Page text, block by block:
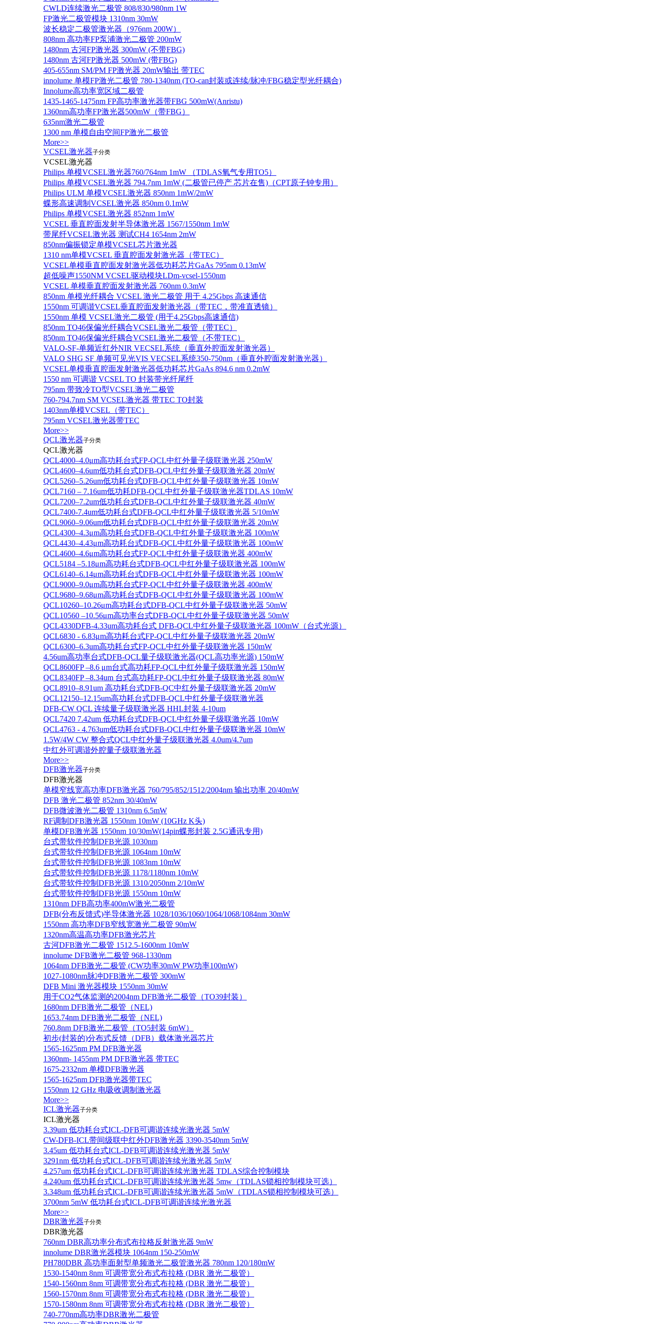
CWLD连续激光二极管 808/830/980nm 1W
FP激光二极管模块 1310nm 30mW
波长稳定二极管激光器（976nm 200W）
808nm 高功率FP泵浦激光二极管 200mW
1480nm 古河FP激光器 300mW (不带FBG)
1480nm 古河FP激光器 500mW (带FBG)
405-655nm SM/PM FP激光器 20mW输出 带TEC
innolume 单模FP激光二极管 780-1340nm (TO-can封装或连续/脉冲/FBG稳定型光纤耦合)
Innolume高功率宽区域二极管
1435-1465-1475nm FP高功率激光器带FBG 500mW(Anristu)
1360nm高功率FP激光器500mW（带FBG）
635nm激光二极管
1300 nm 单模自由空间FP激光二极管
More>>
VCSEL激光器子分类
VCSEL激光器
Philips 单模VCSEL激光器760/764nm 1mW （TDLAS氧气专用TO5）
Philips 单模VCSEL激光器 794.7nm 1mW (二极管已停产 芯片在售)（CPT原子钟专用）
Philips ULM 单模VCSEL激光器 850nm 1mW/2mW
蝶形高速调制VCSEL激光器 850nm 0.1mW
Philips 单模VCSEL激光器 852nm 1mW
VCSEL 垂直腔面发射半导体激光器 1567/1550nm 1mW
带尾纤VCSEL激光器 测试CH4 1654nm 2mW
850nm偏振锁定单模VCSEL芯片激光器
1310 nm单模VCSEL 垂直腔面发射激光器（带TEC）
VCSEL单模垂直腔面发射激光器低功耗芯片GaAs 795nm 0.13mW
超低噪声1550NM VCSEL驱动模块LDm-vcsel-1550nm
VCSEL 单模垂直腔面发射激光器 760nm 0.3mW
850nm 单模光纤耦合 VCSEL 激光二极管 用于 4.25Gbps 高速通信
1550nm 可调谐VCSEL垂直腔面发射激光器（带TEC，带准直透镜）
1550nm 单模 VCSEL激光二极管 (用于4.25Gbps高速通信)
850nm TO46保偏光纤耦合VCSEL激光二极管（带TEC）
850nm TO46保偏光纤耦合VCSEL激光二极管（不带TEC）
VALO-SF-单频近红外NIR VECSEL系统（垂直外腔面发射激光器）
VALO SHG SF 单频可见光VIS VECSEL系统350-750nm（垂直外腔面发射激光器）
VCSEL单模垂直腔面发射激光器低功耗芯片GaAs 894.6 nm 0.2mW
1550 nm 可调谐 VCSEL TO 封装带光纤尾纤
795nm 带致冷TO型VCSEL激光二极管
760-794.7nm SM VCSEL激光器 带TEC TO封装
1403nm单模VCSEL（带TEC）
795nm VCSEL激光器带TEC
More>>
QCL激光器子分类
QCL激光器
QCL4000–4.0μm高功耗台式FP-QCL中红外量子级联激光器 250mW
QCL4600–4.6um低功耗台式DFB-QCL中红外量子级联激光器 20mW
QCL5260–5.26um低功耗台式DFB-QCL中红外量子级联激光器 10mW
QCL7160 – 7.16um低功耗DFB-QCL中红外量子级联激光器TDLAS 10mW
QCL7200–7.2um低功耗台式DFB-QCL中红外量子级联激光器 40mW
QCL7400-7.4um低功耗台式DFB-QCL中红外量子级联激光器 5/10mW
QCL9060–9.06um低功耗台式DFB-QCL中红外量子级联激光器 20mW
QCL4300–4.3μm高功耗台式DFB-QCL中红外量子级联激光器 100mW
QCL4430–4.43μm高功耗台式DFB-QCL中红外量子级联激光器 100mW
QCL4600–4.6μm高功耗台式FP-QCL中红外量子级联激光器 400mW
QCL5184 –5.18μm高功耗台式DFB-QCL中红外量子级联激光器 100mW
QCL6140–6.14μm高功耗台式DFB-QCL中红外量子级联激光器 100mW
QCL9000–9.0μm高功耗台式FP-QCL中红外量子级联激光器 400mW
QCL9680–9.68μm高功耗台式DFB-QCL中红外量子级联激光器 100mW
QCL10260–10.26μm高功耗台式DFB-QCL中红外量子级联激光器 50mW
QCL10560 –10.56μm高功率台式DFB-QCL中红外量子级联激光器 50mW
QCL4330DFB-4.33um高功耗台式 DFB-QCL中红外量子级联激光器 100mW（台式光源）
QCL6830 - 6.83μm高功耗台式FP-QCL中红外量子级联激光器 20mW
QCL6300–6.3um高功耗台式FP-QCL中红外量子级联激光器 150mW
4.56um高功率台式DFB-QCL量子级联激光器(QCL高功率光源) 150mW
QCL8600FP –8.6 μm台式高功耗FP-QCL中红外量子级联激光器 150mW
QCL8340FP –8.34um 台式高功耗FP-QCL中红外量子级联激光器 80mW
QCL8910–8.91um 高功耗台式DFB-QC中红外量子级联激光器 20mW
QCL12150–12.15um高功耗台式DFB-QCL中红外量子级联激光器
DFB-CW QCL 连续量子级联激光器 HHL封装 4-10um
QCL7420 7.42um 低功耗台式DFB-QCL中红外量子级联激光器 10mW
QCL4763 - 4.763um低功耗台式DFB-QCL中红外量子级联激光器 10mW
1.5W/4W CW 整合式QCL中红外量子级联激光器 4.0um/4.7um
中红外可调谐外腔量子级联激光器
More>>
DFB激光器子分类
DFB激光器
单模窄线宽高功率DFB激光器 760/795/852/1512/2004nm 输出功率 20/40mW
DFB 激光二极管 852nm 30/40mW
DFB微波激光二极管 1310nm 6.5mW
RF调制DFB激光器 1550nm 10mW (10GHz K头)
单模DFB激光器 1550nm 10/30mW(14pin蝶形封装 2.5G通讯专用)
台式带软件控制DFB光源 1030nm
台式带软件控制DFB光源 1064nm 10mW
台式带软件控制DFB光源 1083nm 10mW
台式带软件控制DFB光源 1178/1180nm 10mW
台式带软件控制DFB光源 1310/2050nm 2/10mW
台式带软件控制DFB光源 1550nm 10mW
1310nm DFB高功率400mW激光二极管
DFB(分布反馈式)半导体激光器 1028/1036/1060/1064/1068/1084nm 30mW
1550nm 高功率DFB窄线宽激光二极管 90mW
1320nm高温高功率DFB激光芯片
古河DFB激光二极管 1512.5-1600nm 10mW
innolume DFB激光二极管 968-1330nm
1064nm DFB激光二极管 (CW功率30mW PW功率100mW)
1027-1080nm脉冲DFB激光二极管 300mW
DFB Mini 激光器模块 1550nm 30mW
用于CO2气体监测的2004nm DFB激光二极管（TO39封装）
1680nm DFB激光二极管（NEL)
1653.74nm DFB激光二极管（NEL)
760.8nm DFB激光二极管（TO5封装 6mW）
初步(封装的)分布式反馈（DFB）载体激光器芯片
1565-1625nm PM DFB激光器
1360nm- 1455nm PM DFB激光器 带TEC
1675-2332nm 单模DFB激光器
1565-1625nm DFB激光器带TEC
1550nm 12 GHz 电吸收调制激光器
More>>
ICL激光器子分类
ICL激光器
3.39um 低功耗台式ICL-DFB可调谐连续光激光器 5mW
CW-DFB-ICL带间级联中红外DFB激光器 3390-3540nm 5mW
3.45um 低功耗台式ICL-DFB可调谐连续光激光器 5mW
3291nm 低功耗台式ICL-DFB可调谐连续光激光器 5mW
4.257um 低功耗台式ICL-DFB可调谐连续光激光器 TDLAS综合控制模块
4.240um 低功耗台式ICL-DFB可调谐连续光激光器 5mw（TDLAS锁相控制模块可选）
3.348um 低功耗台式ICL-DFB可调谐连续光激光器 5mW（TDLAS锁相控制模块可选）
3700nm 5mW 低功耗台式ICL-DFB可调谐连续光激光器
More>>
DBR激光器子分类
DBR激光器
760nm DBR高功率分布式布拉格反射激光器 9mW
innolume DBR激光器模块 1064nm 150-250mW
PH780DBR 高功率面射型单频激光二极管激光器 780nm 120/180mW
1530-1540nm 8nm 可调带宽分布式布拉格 (DBR 激光二极管）
1540-1560nm 8nm 可调带宽分布式布拉格 (DBR 激光二极管）
1560-1570nm 8nm 可调带宽分布式布拉格 (DBR 激光二极管）
1570-1580nm 8nm 可调带宽分布式布拉格 (DBR 激光二极管）
740-770nm高功率DBR激光二极管